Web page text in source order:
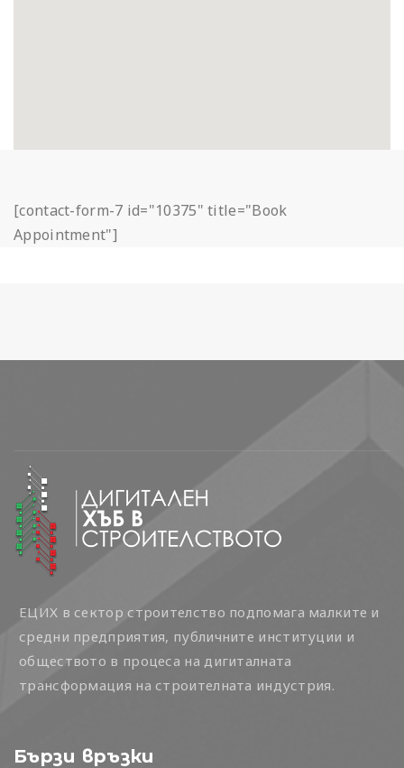
[contact-form-7 id="10375" title="Book
Appointment"]
ЕЦИХ в сектор строителство подпомага малките и
средни предприятия, публичните институции и
обществото в процеса на дигиталната
трансформация на строителната индустрия.
Бързи връзки